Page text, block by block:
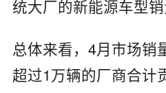
统大厂的新能源车型销
总体来看，4月市场销
超过1万辆的厂商合计